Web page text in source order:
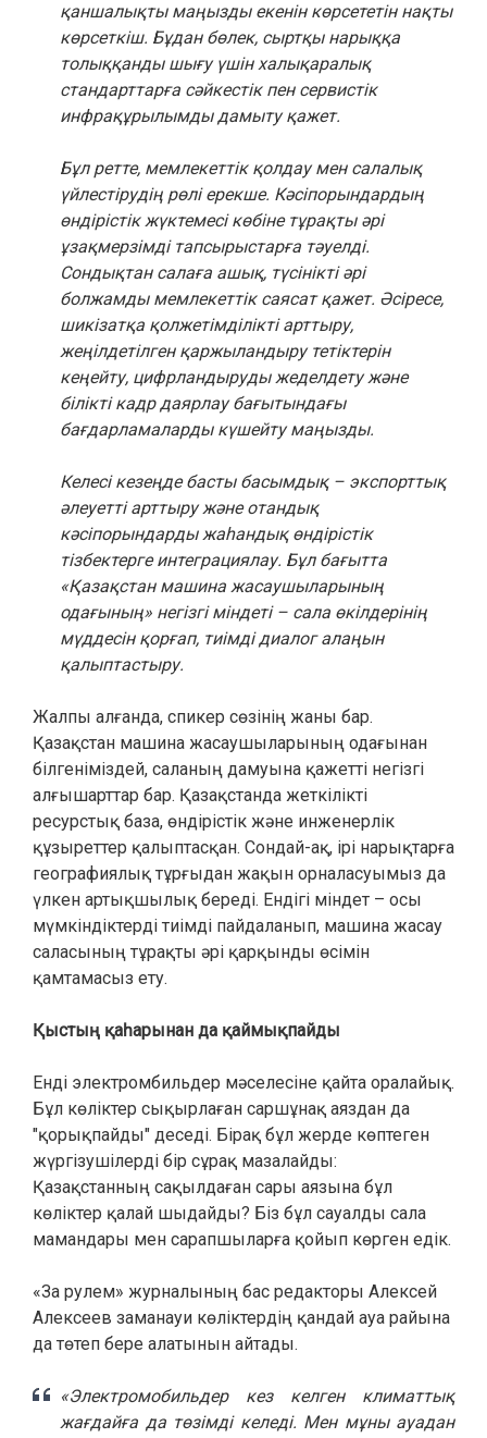
қаншалықты маңызды екенін көрсететін нақты
көрсеткіш. Бұдан бөлек, сыртқы нарыққа
толыққанды шығу үшін халықаралық
стандарттарға сәйкестік пен сервистік
инфрақұрылымды дамыту қажет.
Бұл ретте, мемлекеттік қолдау мен салалық
үйлестірудің рөлі ерекше. Кәсіпорындардың
өндірістік жүктемесі көбіне тұрақты әрі
ұзақмерзімді тапсырыстарға тәуелді.
Сондықтан салаға ашық, түсінікті әрі
болжамды мемлекеттік саясат қажет. Әсіресе,
шикізатқа қолжетімділікті арттыру,
жеңілдетілген қаржыландыру тетіктерін
кеңейту, цифрландыруды жеделдету және
білікті кадр даярлау бағытындағы
бағдарламаларды күшейту маңызды.
Келесі кезеңде басты басымдық – экспорттық
әлеуетті арттыру және отандық
кәсіпорындарды жаһандық өндірістік
тізбектерге интеграциялау. Бұл бағытта
«Қазақстан машина жасаушыларының
одағының» негізгі міндеті – сала өкілдерінің
мүддесін қорғап, тиімді диалог алаңын
қалыптастыру.
Жалпы алғанда, спикер сөзінің жаны бар.
Қазақстан машина жасаушыларының одағынан
білгеніміздей, саланың дамуына қажетті негізгі
алғышарттар бар. Қазақстанда жеткілікті
ресурстық база, өндірістік және инженерлік
құзыреттер қалыптасқан. Сондай-ақ, ірі нарықтарға
географиялық тұрғыдан жақын орналасуымыз да
үлкен артықшылық береді. Ендігі міндет – осы
мүмкіндіктерді тиімді пайдаланып, машина жасау
саласының тұрақты әрі қарқынды өсімін
қамтамасыз ету.
Қыстың қаһарынан да қаймықпайды
Енді электромбильдер мәселесіне қайта оралайық.
Бұл көліктер сықырлаған саршұнақ аяздан да
"қорықпайды" деседі. Бірақ бұл жерде көптеген
жүргізушілерді бір сұрақ мазалайды:
Қазақстанның сақылдаған сары аязына бұл
көліктер қалай шыдайды? Біз бұл сауалды сала
мамандары мен сарапшыларға қойып көрген едік.
«За рулем» журналының бас редакторы Алексей
Алексеев заманауи көліктердің қандай ауа райына
да төтеп бере алатынын айтады.
«Электромобильдер кез келген климаттық
жағдайға да төзімді келеді. Мен мұны ауадан